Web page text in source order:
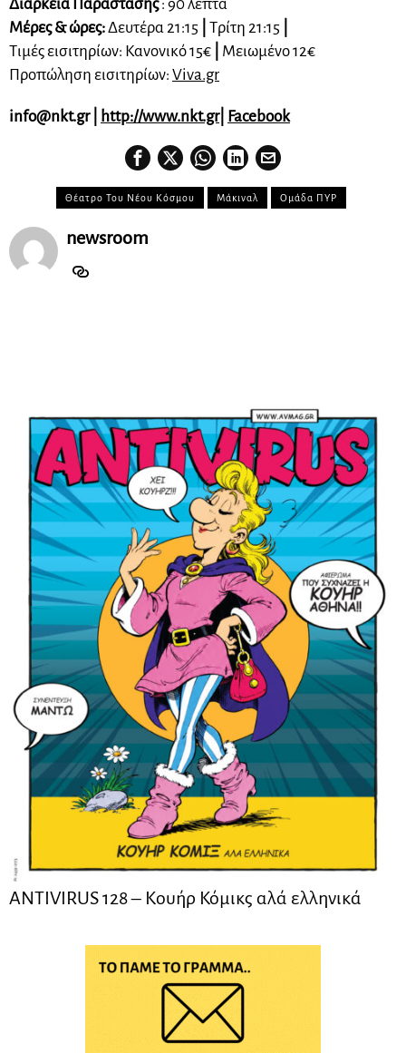
Διάρκεια Παράστασης: 90 λεπτά
Μέρες & ώρες:Δευτέρα 21:15 Τρίτη 21:15
Τιμές εισιτηρίων: Κανονικό 15€
Μειωμένο 12€
Προπώληση εισιτηρίων: Viva.gr
info@nkt.gr| http://www.nkt.gr| Facebook
Θέατρο Του Νέου Κόσμου Μάκιναλ Ομάδα ΠΥΡ
newsroom
ANTIVIRUS 128 – Kουήρ Κόμικς αλά ελληνικά